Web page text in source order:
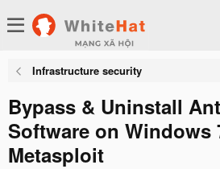
Infrastructure security
Bypass & Uninstall
Software on Windows
Metasploit